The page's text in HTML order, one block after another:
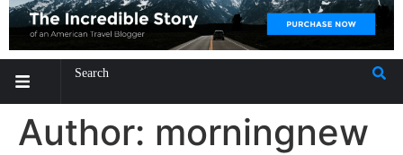
Author: morningnew